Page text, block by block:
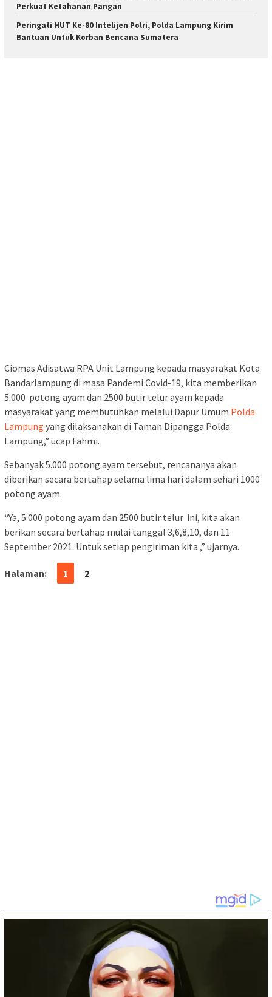
Perkuat Ketahanan Pangan
Peringati HUT Ke-80 Intelijen Polri, Polda Lampung Kirim
Bantuan Untuk Korban Bencana Sumatera
Ciomas Adisatwa RPA Unit Lampung kepada masyarakat Kota
Bandarlampung di masa Pandemi Covid-19, kita memberikan
5.000 potong ayam dan 2500 butir telur ayam kepada
masyarakat yang membutuhkan melalui Dapur Umum Polda
Lampung yang dilaksanakan di Taman Dipangga Polda
Lampung,” ucap Fahmi.
Sebanyak 5.000 potong ayam tersebut, rencananya akan
diberikan secara bertahap selama lima hari dalam sehari 1000
potong ayam.
“Ya, 5.000 potong ayam dan 2500 butir telur ini, kita akan
berikan secara bertahap mulai tanggal 3,6,8,10, dan 11
September 2021. Untuk setiap pengiriman kita ,” ujarnya.
Halaman: 1 2